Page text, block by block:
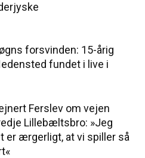
forsvinden: 15-årig
fundet i live i
Ferslev om vejen
Lillebæltsbro: »Jeg
er ærgerligt, at vi spiller så